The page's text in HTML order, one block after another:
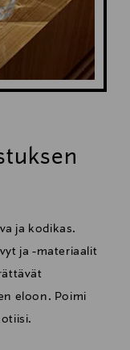
ja kodikas.
ja -materiaalit
eloon. Poimi